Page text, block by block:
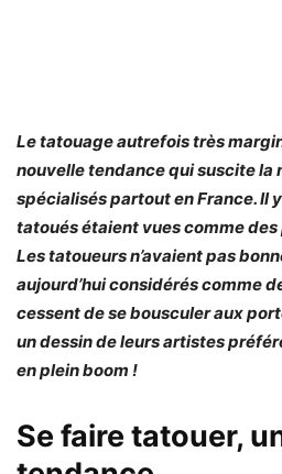
Le tatouage autrefois très
nouvelle tendance qui suscite
spécialisés partout en France. Il
tatoués étaient vues comme
Les tatoueurs n’avaient pas
aujourd’hui considérés comme
cessent de se bousculer aux
un dessin de leurs artistes
en plein boom !
Se faire tatouer,